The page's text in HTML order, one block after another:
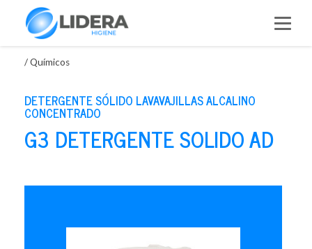
/Químicos
DETERGENTE SÓLIDO LAVAVAJILLAS ALCALINO
CONCENTRADO
G3 DETERGENTE SOLIDO AD